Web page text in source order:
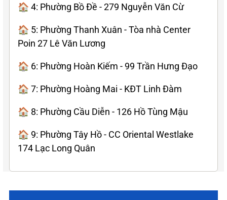
🏠 4: Phường Bồ Đề - 279 Nguyễn Văn Cừ
🏠 5: Phường Thanh Xuân - Tòa nhà Center
Poin 27 Lê Văn Lương
🏠 6: Phường Hoàn Kiếm - 99 Trần Hưng Đạo
🏠 7: Phường Hoàng Mai - KĐT Linh Đàm
🏠 8: Phường Cầu Diễn - 126 Hồ Tùng Mậu
🏠 9: Phường Tây Hồ - CC Oriental Westlake
174 Lạc Long Quân